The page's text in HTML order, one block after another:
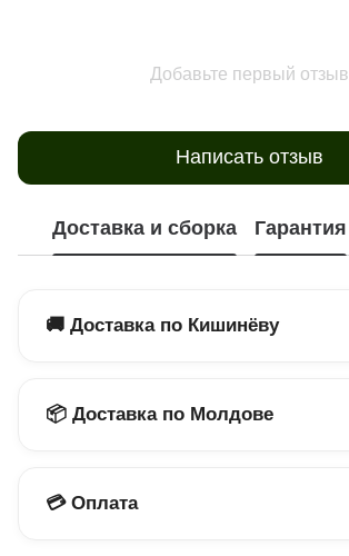
Добавьте первый отзыв
Написать отзыв
Доставка и сборка Гарантия
🚚 Доставка по Кишинёву
📦 Доставка по Молдове
💳 Оплата